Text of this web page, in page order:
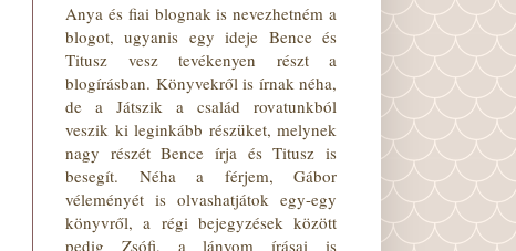
Anya és fiai blognak is nevezhetném a
blogot, ugyanis egy ideje Bence és
Titusz vesz tevékenyen részt a
blogírásban. Könyvekről is írnak néha,
de a Játszik a család rovatunkból
veszik ki leginkább részüket, melynek
nagy részét Bence írja és Titusz is
besegít. Néha a férjem, Gábor
véleményét is olvashatjátok egy-egy
könyvről, a régi bejegyzések között
pedig Zsófi, a lányom írásai is